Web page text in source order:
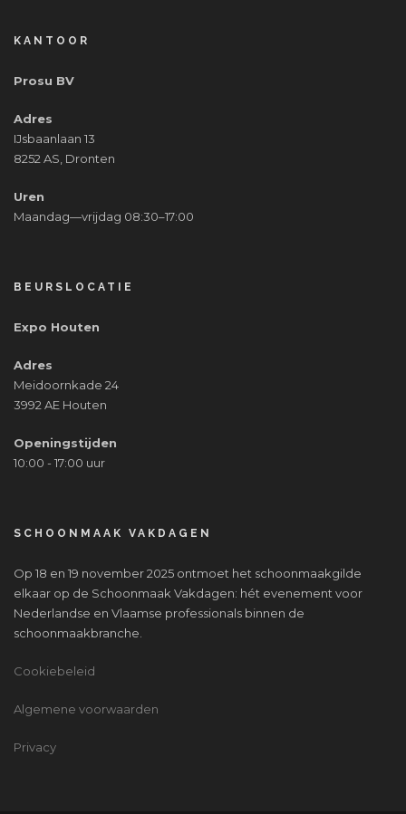
KANTOOR
Prosu BV
Adres
IJsbaanlaan 13
8252 AS, Dronten
Uren
Maandag—vrijdag 08:30–17:00
BEURSLOCATIE
Expo Houten
Adres
Meidoornkade 24
3992 AE Houten
Openingstijden
10:00 - 17:00 uur
SCHOONMAAK VAKDAGEN
Op 18 en 19 november 2025 ontmoet het schoonmaakgilde
elkaar op de Schoonmaak Vakdagen: hét evenement voor
Nederlandse en Vlaamse professionals binnen de
schoonmaakbranche.
Cookiebeleid
Algemene voorwaarden
Privacy